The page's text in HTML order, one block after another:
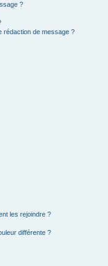
?
rédaction de message ?
les rejoindre ?
différente ?